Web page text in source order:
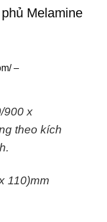
Melamine
–
900 x
theo kích
110)mm